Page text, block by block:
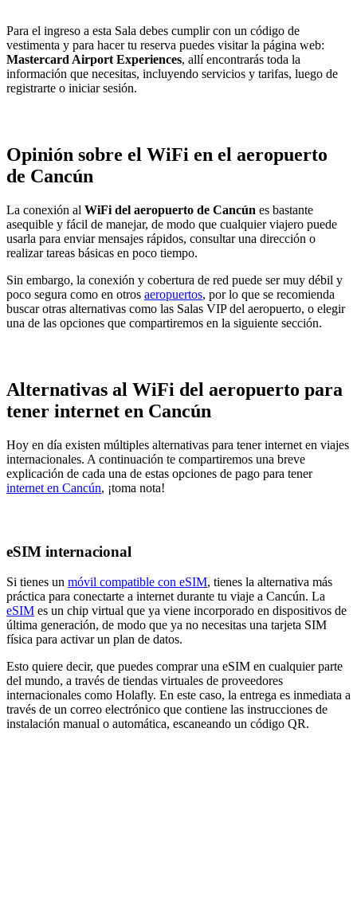
Para el ingreso a esta Sala debes cumplir con un código de
vestimenta y para hacer tu reserva puedes visitar la página web:
Mastercard Airport Experiences, allí encontrarás toda la
información que necesitas, incluyendo servicios y tarifas, luego de
registrarte o iniciar sesión.
Opinión sobre el WiFi en el aeropuerto
de Cancún
La conexión al WiFi del aeropuerto de Cancún es bastante
asequible y fácil de manejar, de modo que cualquier viajero puede
usarla para enviar mensajes rápidos, consultar una dirección o
realizar tareas básicas en poco tiempo.
Sin embargo, la conexión y cobertura de red puede ser muy débil y
poco segura como en otros aeropuertos, por lo que se recomienda
buscar otras alternativas como las Salas VIP del aeropuerto, o elegir
una de las opciones que compartiremos en la siguiente sección.
Alternativas al WiFi del aeropuerto para
tener internet en Cancún
Hoy en día existen múltiples alternativas para tener internet en viajes
internacionales. A continuación te compartiremos una breve
explicación de cada una de estas opciones de pago para tener
internet en Cancún, ¡toma nota!
eSIM internacional
Si tienes un móvil compatible con eSIM, tienes la alternativa más
práctica para conectarte a internet durante tu viaje a Cancún. La
eSIM es un chip virtual que ya viene incorporado en dispositivos de
última generación, de modo que ya no necesitas una tarjeta SIM
física para activar un plan de datos.
Esto quiere decir, que puedes comprar una eSIM en cualquier parte
del mundo, a través de tiendas virtuales de proveedores
internacionales como Holafly. En este caso, la entrega es inmediata a
través de un correo electrónico que contiene las instrucciones de
instalación manual o automática, escaneando un código QR.